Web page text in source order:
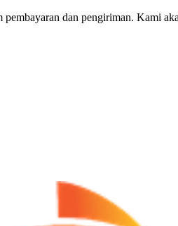
dan pengiriman. Kami